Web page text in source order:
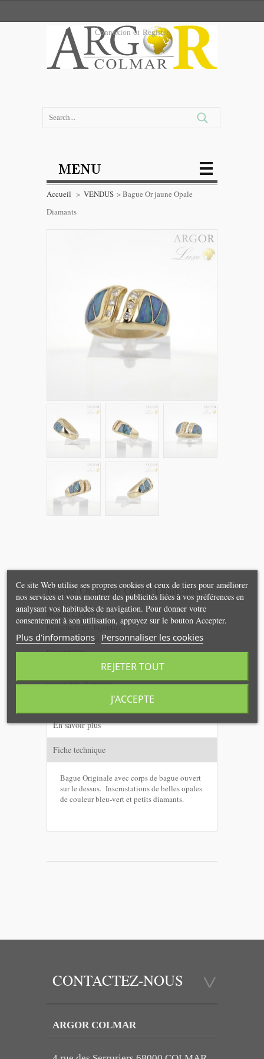
Connexion or Register
MENU
Accueil > VENDUS > Bague Or jaune Opale
Diamants
Bague Or jaune Opale Diamants
Model:C15051
Manufacturer:bijoutier
Condition:Used
Disponibilité :
Bague Or Jaune 18K incrustations Opale et sertie
avec petits diamants
En savoir plus
Fiche technique
Bague Originale avec corps de bague ouvert
sur le dessus. Inscrustations de belles opales
de couleur bleu-vert et petits diamants.
CONTACTEZ-NOUS
ARGOR COLMAR
Ce site Web utilise ses propres cookies et ceux de tiers pour améliorer
nos services et vous montrer des publicités liées à vos préférences en
analysant vos habitudes de navigation. Pour donner votre
consentement à son utilisation, appuyez sur le bouton Accepter.
Plus d'informations Personnaliser les cookies
REJETER TOUT
J'ACCEPTE